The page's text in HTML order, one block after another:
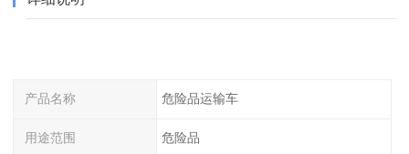
产品名称 危险品运输车
用途范围 危险品